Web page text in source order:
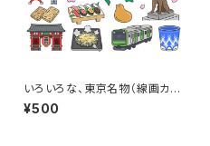
いろいろな、東京名物（線画カラ
ー）のイラストセット
¥500